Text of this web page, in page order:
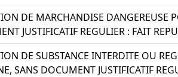
DE MARCHANDISE DANGEREUSE
JUSTIFICATIF REGULIER : FAIT
DE SUBSTANCE INTERDITE OU
SANS DOCUMENT JUSTIFICATIF